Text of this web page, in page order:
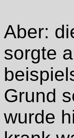
Aber:
sorgte
Grund
wurde